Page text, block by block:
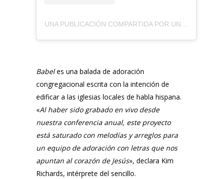
UNA PUBLICACIÓN COMPARTIDA POR UN CORAZÓN (@UNCORAZONORG)
Babeles una balada de adoración
congregacional escrita con la intención de
edificar a las iglesias locales de habla hispana.
«Al haber sido grabado en vivo desde
nuestra conferencia anual, este proyecto
está saturado con melodías y arreglos para
un equipo de adoración con letras que nos
apuntan al corazón de Jesús», declara Kim
Richards, intérprete del sencillo.